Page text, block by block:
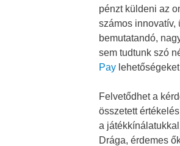
pénzt küldeni az
számos innovatív,
bemutatandó,
sem tudtunk szó
Pay
Felvetődhet a
összetett
a
Drága, érdemes